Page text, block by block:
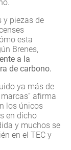
y piezas de
esta
Brenes,
a la
de carbono.
ya más de
afirma
los únicos
en dicho
y muchos se
en el TEC y